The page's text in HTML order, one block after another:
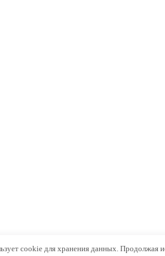
cookie для хранения данных. Продолжая